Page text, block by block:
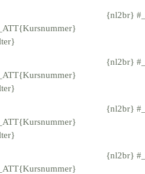
{nl2br}
{nl2br}
{nl2br}
{nl2br}